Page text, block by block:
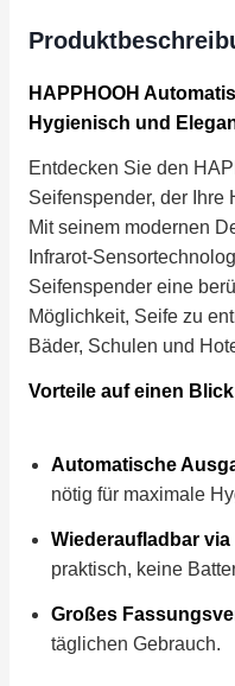
HAPPHOOH
Hygienisch und
Entdecken Sie den
Seifenspender, der Ihre
Mit seinem modernen
Infrarot-
Seifenspender eine
Möglichkeit, Seife zu
Bäder, Schulen und
Vorteile auf einen
Automatische
nötig für maximale
Wiederaufladbar via
praktisch, keine
Großes
täglichen Gebrauch.